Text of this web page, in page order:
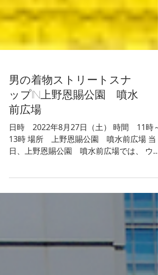
男の着物ストリートスナ
ップin上野恩賜公園 噴水
前広場
日時 2022年8月27日（土） 時間 11時～
日、上野恩賜公園 噴水前広場では、 ウエ
https://uenode-beer-festa.com/ 備考：...